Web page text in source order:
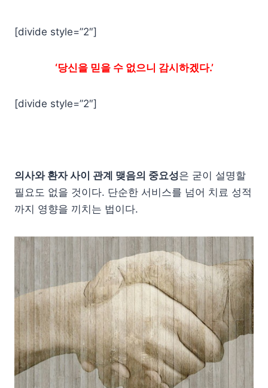
[divide style=”2″]
‘당신을 믿을 수 없으니 감시하겠다.’
[divide style=”2″]
의사와 환자 사이 관계 맺음의 중요성은 굳이 설명할
필요도 없을 것이다. 단순한 서비스를 넘어 치료 성적
까지 영향을 끼치는 법이다.